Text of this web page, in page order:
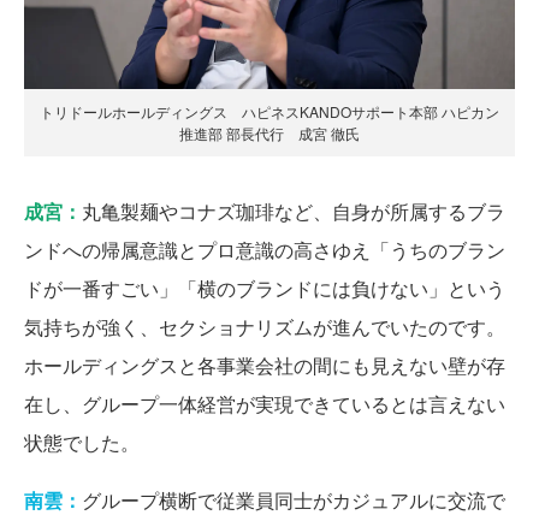
トリドールホールディングス ハピネスKANDOサポート本部 ハピカン
推進部 部長代行 成宮 徹氏
成宮： 丸亀製麺やコナズ珈琲など、自身が所属するブラ
ンドへの帰属意識とプロ意識の高さゆえ「うちのブラン
ドが一番すごい」「横のブランドには負けない」という
気持ちが強く、セクショナリズムが進んでいたのです。
ホールディングスと各事業会社の間にも見えない壁が存
在し、グループ一体経営が実現できているとは言えない
状態でした。
南雲： グループ横断で従業員同士がカジュアルに交流で